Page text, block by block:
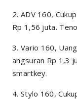
2. ADV 160,
Rp 1,56 juta.
3. Vario 160,
angsuran Rp 1,3
smartkey.
4. Stylo 160,